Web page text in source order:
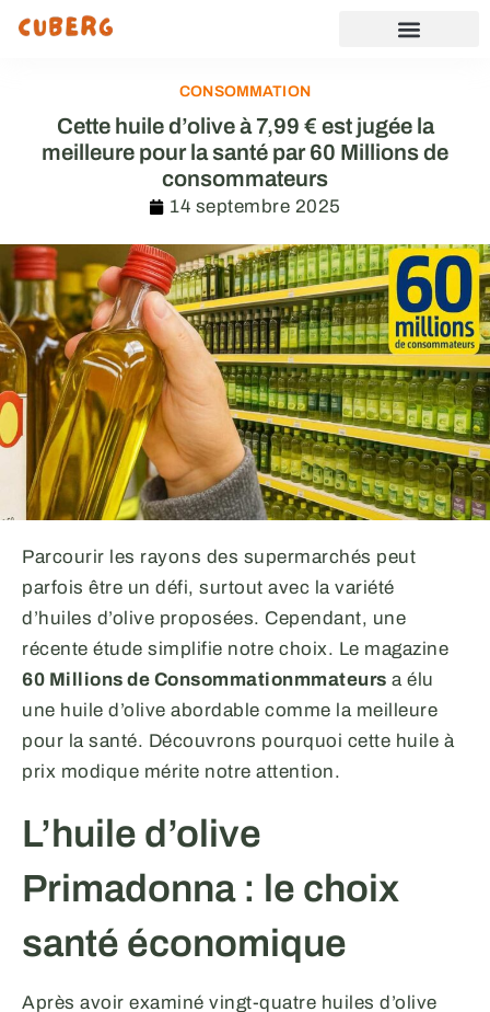
CONSOMMATION
Cette huile d’olive à 7,99 € est jugée la
meilleure pour la santé par 60 Millions de
consommateurs
14 septembre 2025
Parcourir les rayons des supermarchés peut
parfois être un défi, surtout avec la variété
d’huiles d’olive proposées. Cependant, une
récente étude simplifie notre choix. Le magazine
60 Millions de Consommationmmateurs a élu
une huile d’olive abordable comme la meilleure
pour la santé. Découvrons pourquoi cette huile à
prix modique mérite notre attention.
L’huile d’olive
Primadonna : le choix
santé économique
Après avoir examiné vingt-quatre huiles d’olive